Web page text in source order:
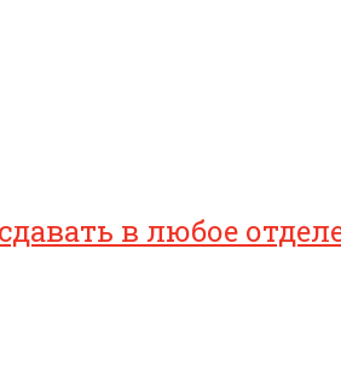
в любое